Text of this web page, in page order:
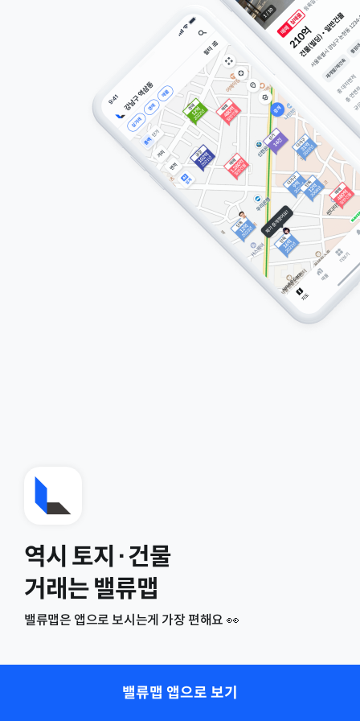
역시 토지·건물
거래는 밸류맵
밸류맵은 앱으로 보시는게 가장 편해요 👀
밸류맵 앱으로 보기